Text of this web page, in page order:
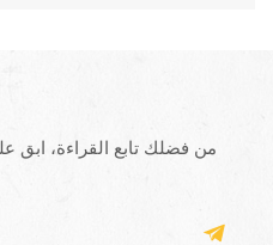
من فضلك تابع القراءة،